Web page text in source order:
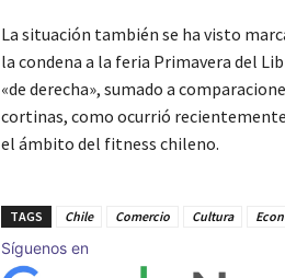
La situación también se ha visto
la condena a la feria Primavera del
«de derecha», sumado a
cortinas, como ocurrió
el ámbito del fitness chileno.
TAGS Chile Comercio Cultura
Síguenos en